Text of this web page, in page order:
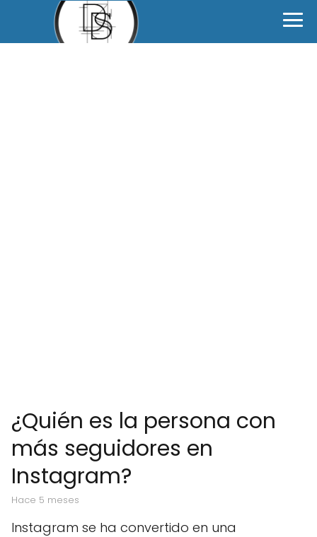
¿Quién es la persona con
más seguidores en
Instagram?
hace 5 meses
Instagram se ha convertido en una